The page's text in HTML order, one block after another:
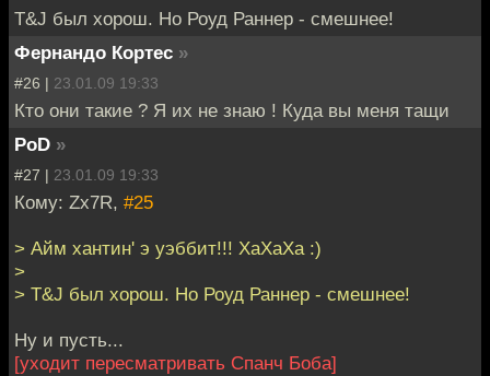
T&J был хорош. Но Роуд Раннер - смешнее!
Фернандо Кортес »
#26 | 23.01.09 19:33
Кто они такие ? Я их не знаю ! Куда вы меня тащи
PoD »
#27 | 23.01.09 19:33
Кому: Zx7R, #25
> Айм хантин' э уэббит!!! ХаХаХа :)
>
> T&J был хорош. Но Роуд Раннер - смешнее!
Ну и пусть...
[уходит пересматривать Спанч Боба]